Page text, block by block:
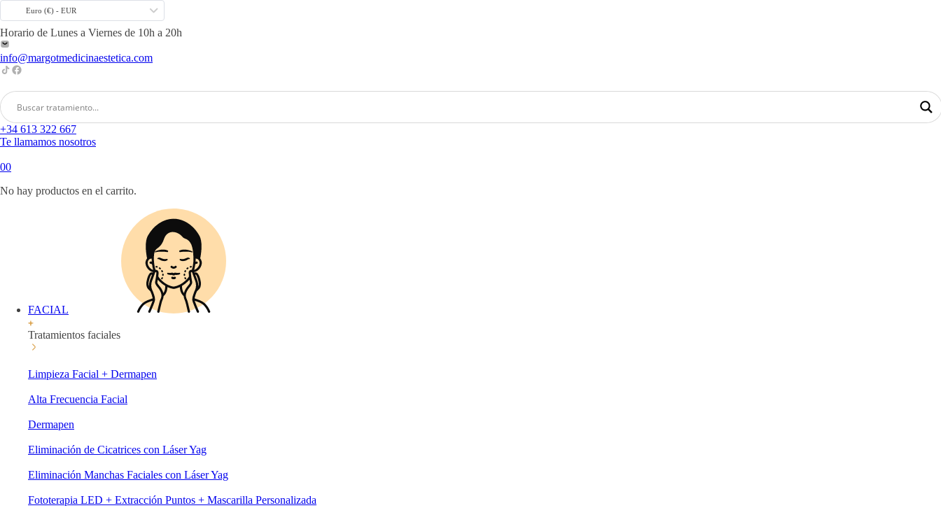
Euro (€) - EUR
Horario de Lunes a Viernes de 10h a 20h
info@margotmedicinaestetica.com
+34 613 322 667
Te llamamos nosotros
00
No hay productos en el carrito.
FACIAL
Tratamientos faciales
Limpieza Facial + Dermapen
Alta Frecuencia Facial
Dermapen
Eliminación de Cicatrices con Láser Yag
Eliminación Manchas Faciales con Láser Yag
Fototerapia LED + Extracción Puntos + Mascarilla Personalizada